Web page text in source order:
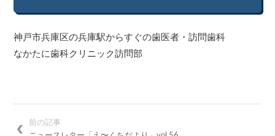
神戸市兵庫区の兵庫駅からすぐの歯医者・訪問歯科
なかたに歯科クリニック訪問部
前の記事